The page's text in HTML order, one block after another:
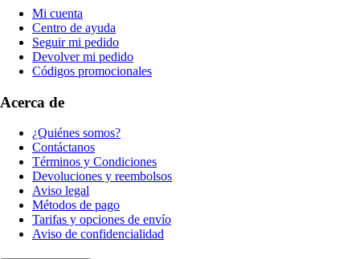
Mi cuenta
Centro de ayuda
Seguir mi pedido
Devolver mi pedido
Códigos promocionales
Acerca de
¿Quiénes somos?
Contáctanos
Términos y Condiciones
Devoluciones y reembolsos
Aviso legal
Métodos de pago
Tarifas y opciones de envío
Aviso de confidencialidad